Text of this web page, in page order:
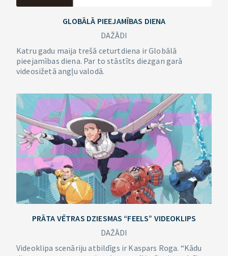
GLOBĀLĀ PIEEJAMĪBAS DIENA
DAŽĀDI
Katru gadu maija trešā ceturtdiena ir Globālā
pieejamības diena. Par to stāstīts diezgan garā
videosižetā angļu valodā.
PRĀTA VĒTRAS DZIESMAS “FEELS” VIDEOKLIPS
DAŽĀDI
Videoklipa scenāriju atbildīgs ir Kaspars Roga. “Kādu